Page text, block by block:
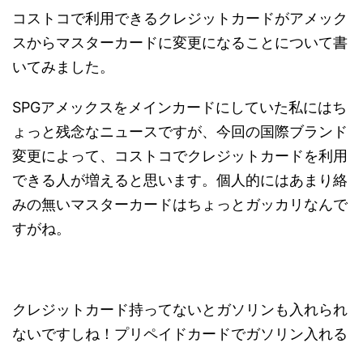
コストコで利用できるクレジットカードがアメック
スからマスターカードに変更になることについて書
いてみました。
SPGアメックスをメインカードにしていた私にはち
ょっと残念なニュースですが、今回の国際ブランド
変更によって、コストコでクレジットカードを利用
できる人が増えると思います。個人的にはあまり絡
みの無いマスターカードはちょっとガッカリなんで
すがね。
クレジットカード持ってないとガソリンも入れられ
ないですしね！プリペイドカードでガソリン入れる